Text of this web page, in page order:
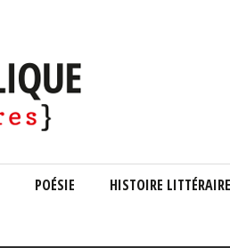
POÉSIE HISTOIRE LITTÉRAIRE